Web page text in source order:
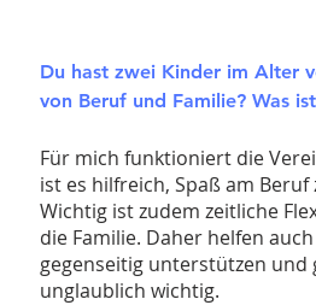
Du hast zwei Kinder im Alter
von Beruf und Familie? Was
Für mich funktioniert die
ist es hilfreich, Spaß am
Wichtig ist zudem zeitliche
die Familie. Daher helfen
gegenseitig unterstützen und
unglaublich wichtig.